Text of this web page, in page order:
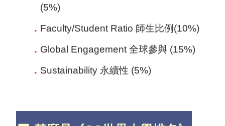
(5%)
Faculty/Student Ratio 師生比例(10%)
Global Engagement 全球參與 (15%)
Sustainability 永續性 (5%)